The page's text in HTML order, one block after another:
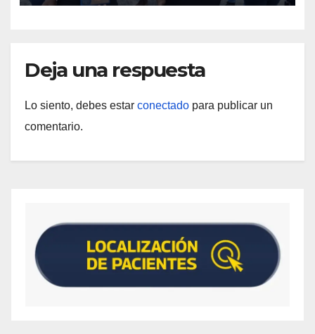
Deja una respuesta
Lo siento, debes estar conectado para publicar un
comentario.